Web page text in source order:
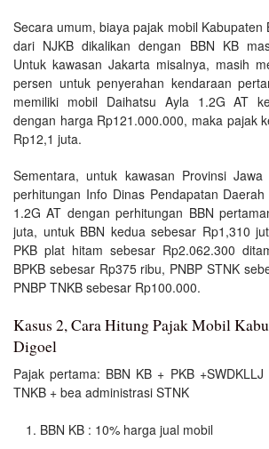
Secara umum, biaya pajak mobil Kabupaten
dari NJKB dikalikan dengan BBN KB
Untuk kawasan Jakarta misalnya, masih
persen untuk penyerahan kendaraan
memiliki mobil Daihatsu Ayla 1.2G AT
dengan harga Rp121.000.000, maka pajak
Rp12,1 juta.
Sementara, untuk kawasan Provinsi Jawa
perhitungan Info Dinas Pendapatan
1.2G AT dengan perhitungan BBN
juta, untuk BBN kedua sebesar Rp1,310
PKB plat hitam sebesar Rp2.062.300
BPKB sebesar Rp375 ribu, PNBP STNK
PNBP TNKB sebesar Rp100.000.
Kasus 2, Cara Hitung Pajak Mobil
Digoel
Pajak pertama: BBN KB + PKB
TNKB + bea administrasi STNK
BBN KB : 10% harga jual mobil